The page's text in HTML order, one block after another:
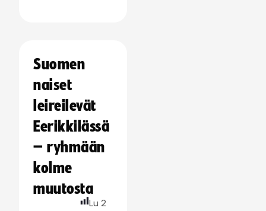
Suomen
naiset
leireilevät
Eerikkilässä
– ryhmään
kolme
muutosta
Lu 2